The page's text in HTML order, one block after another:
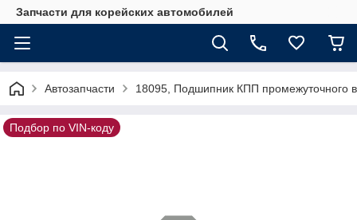
Запчасти для корейских автомобилей
Автозапчасти 18095, Подшипник КПП промежуточного
Подбор по VIN-коду